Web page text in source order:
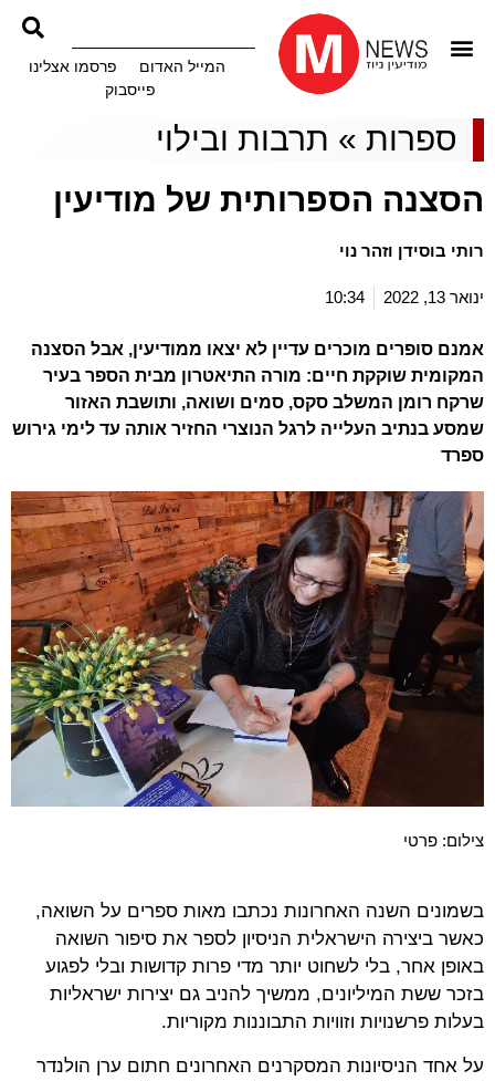
המייל האדום
פרסמו אצלינו
פייסבוק
ספרות» תרבות ובילוי
הסצנה הספרותית של מודיעין
רותי בוסידן וזהר נוי
ינואר 13, 2022 10:34
אמנם סופרים מוכרים עדיין לא יצאו ממודיעין, אבל הסצנה
המקומית שוקקת חיים: מורה התיאטרון מבית הספר בעיר
שרקח רומן המשלב סקס, סמים ושואה, ותושבת האזור
שמסע בנתיב העלייה לרגל הנוצרי החזיר אותה עד לימי גירוש
ספרד
צילום: פרטי
בשמונים השנה האחרונות נכתבו מאות ספרים על השואה,
כאשר ביצירה הישראלית הניסיון לספר את סיפור השואה
באופן אחר, בלי לשחוט יותר מדי פרות קדושות ובלי לפגוע
בזכר ששת המיליונים, ממשיך להניב גם יצירות ישראליות
בעלות פרשנויות וזוויות התבוננות מקוריות.
על אחד הניסיונות המסקרנים האחרונים חתום ערן הולנדר